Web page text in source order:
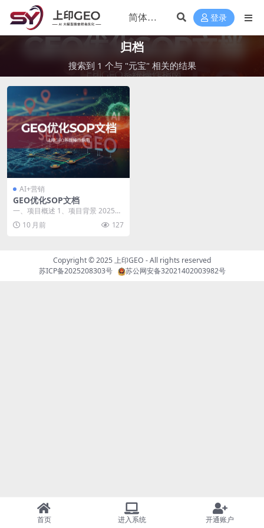
登录
归档
搜索到 1 个与 "元宝" 相关的结果
AI+营销
GEO优化SOP文档
一、项目概述 1、项目背景 2025年
以来deepseek的出现，很多用户不
再使...10 月前 127
Copyright © 2025上印GEO - All rights reserved
苏ICP备2025208303号
苏公网安备32021402003982号
首页 进入系统 开通账户